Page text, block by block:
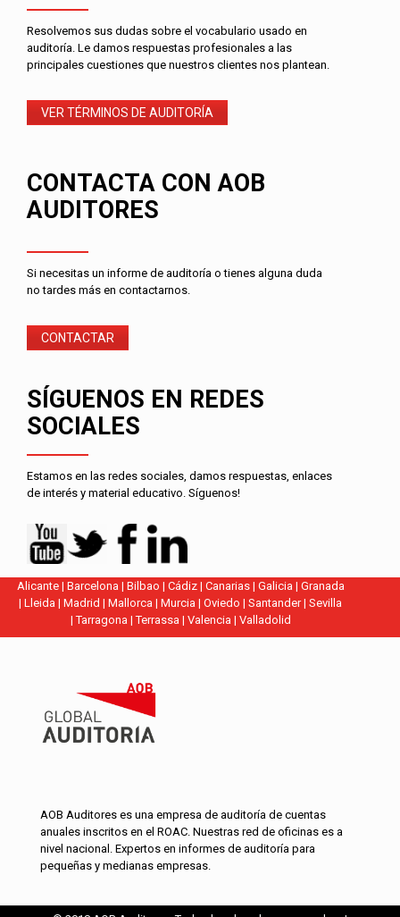
Resolvemos sus dudas sobre el vocabulario usado en
auditoría. Le damos respuestas profesionales a las
principales cuestiones que nuestros clientes nos plantean.
VER TÉRMINOS DE AUDITORÍA
CONTACTA CON AOB
AUDITORES
Si necesitas un informe de auditoría o tienes alguna duda
no tardes más en contactarnos.
CONTACTAR
SÍGUENOS EN REDES
SOCIALES
Estamos en las redes sociales, damos respuestas, enlaces
de interés y material educativo. Síguenos!
Alicante| Barcelona | Bilbao | Cádiz| Canarias| Galicia | Granada
|Lleida |Madrid |Mallorca |Murcia |Oviedo |Santander|Sevilla
|Tarragona |Terrassa | Valencia | Valladolid
AOB Auditores es una empresa de auditoría de cuentas
anuales inscritos en el ROAC. Nuestras red de oficinas es a
nivel nacional. Expertos en informes de auditoría para
pequeñas y medianas empresas.